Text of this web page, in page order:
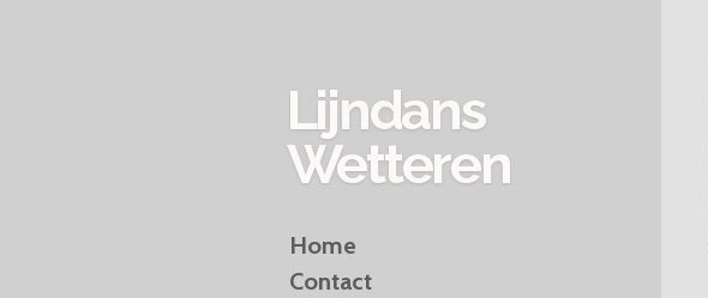
Lijndans
Wetteren
Home
Contact